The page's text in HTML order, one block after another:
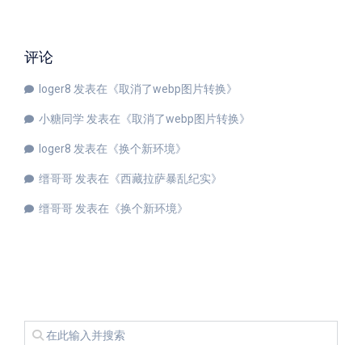
评论
loger8 发表在《取消了webp图片转换》
小糖同学发表在《取消了webp图片转换》
loger8 发表在《换个新环境》
缙哥哥发表在《西藏拉萨暴乱纪实》
缙哥哥发表在《换个新环境》